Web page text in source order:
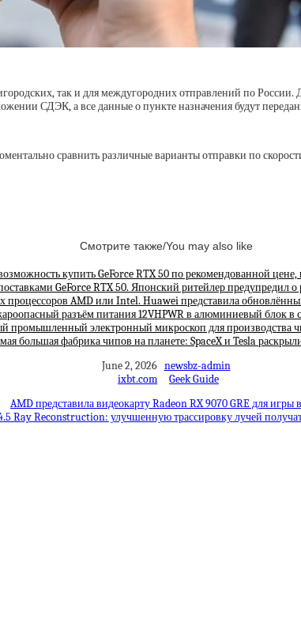
так и для междугородних отправлений по
СДЭК, а все данные о пункте назначения будут
сравнить различные варианты отправки по
Смотрите также/You may also like
купить GeForce RTX 50 по рекомендованной цене,
GeForce RTX 50. Японский ритейлер предупредил о
процессоров AMD или Intel. Huawei представила
разъём питания 12VHPWR в алюминиевый блок
промышленный электронный микроскоп для
большая фабрика чипов на планете: SpaceX и Tesla
June 2, 2026 newsbz-admin
ixbt.com
Geek Guide
AMD представила видеокарту Radeon RX 9070 GRE для игры
Ray Reconstruction: улучшенную трассировку лучей